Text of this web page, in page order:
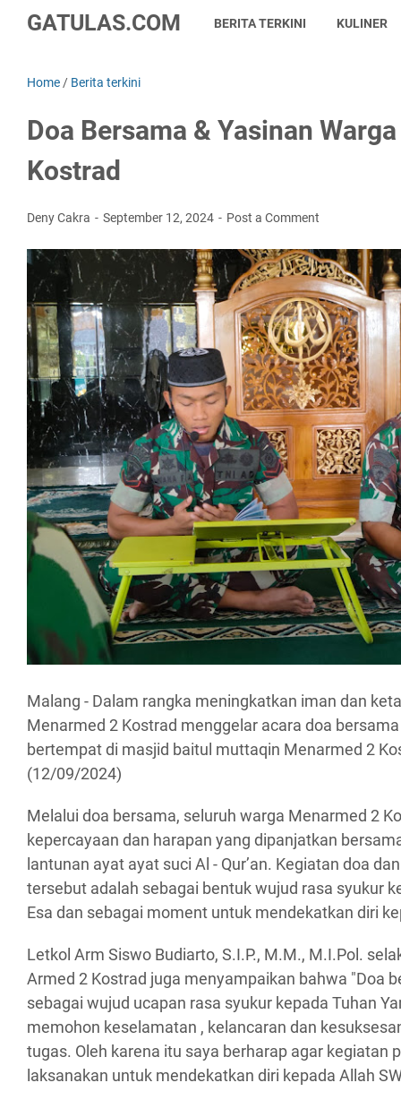
GATULAS.COM BERITA TERKINI KULINER
Home / Berita terkini
Doa Bersama & Yasinan
Kostrad
Deny Cakra September 12, 2024 Post a Comment
Malang - Dalam rangka meningkatkan iman dan
Menarmed 2 Kostrad menggelar acara doa
bertempat di masjid baitul muttaqin Menarmed 2
(12/09/2024)
Melalui doa bersama, seluruh warga Menarmed 2
kepercayaan dan harapan yang dipanjatkan
lantunan ayat ayat suci Al - Qur’an. Kegiatan doa
tersebut adalah sebagai bentuk wujud rasa syukur
Esa dan sebagai moment untuk mendekatkan diri
Letkol Arm Siswo Budiarto, S.I.P., M.M., M.I.Pol.
Armed 2 Kostrad juga menyampaikan bahwa "Doa
sebagai wujud ucapan rasa syukur kepada Tuhan
memohon keselamatan , kelancaran dan
tugas. Oleh karena itu saya berharap agar kegiatan
laksanakan untuk mendekatkan diri kepada Allah